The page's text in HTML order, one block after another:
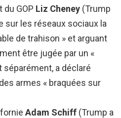
GOP Liz Cheney (Trump
sur les réseaux sociaux la
de trahison » et arguant
être jugée par un «
séparément, a déclaré
armes « braquées sur
Adam Schiff (Trump a